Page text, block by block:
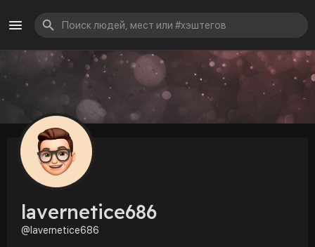
lavernetice686
@lavernetice686